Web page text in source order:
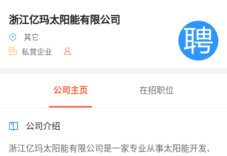
浙江亿玛太阳能有限公司
其它
私营企业
公司主页 在招职位
公司介绍
浙江亿玛太阳能有限公司是一家专业从事太阳能开发、